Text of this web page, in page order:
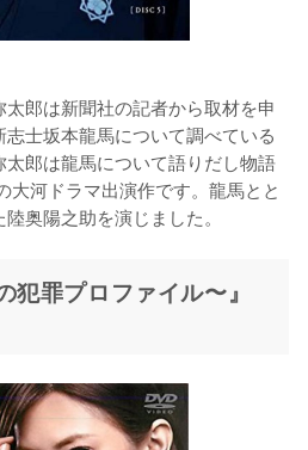
郎は新聞社の記者から取材を申
士坂本龍馬について調べている
郎は龍馬について語りだし物語
大河ドラマ出演作です。龍馬とと
奥陽之助を演じました。
罪プロファイル〜』